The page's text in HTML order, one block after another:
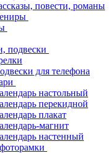
повести, романы
подвески
для телефона
настольный
перекидной
плакат
магнит
настенный